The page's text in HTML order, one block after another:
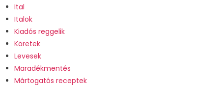
Ital
Italok
Kiadós reggelik
Köretek
Levesek
Maradékmentés
Mártogatós receptek